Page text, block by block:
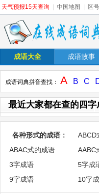
天气预报15天查询 中国地图 区
成语大全 成语故事
成语词典拼音查找： A B C
最近大家都在查的四字
各种形式的成语 ： ABCD
ABAC式的成语
AABC
3字成语
5字成
9字成语
10字